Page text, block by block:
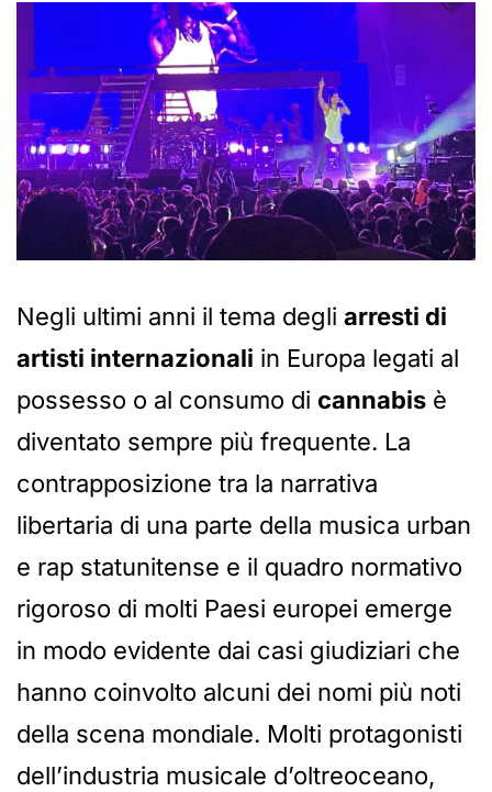
Negli ultimi anni il tema degli arresti di
artisti internazionali in Europa legati al
possesso o al consumo di cannabis è
diventato sempre più frequente. La
contrapposizione tra la narrativa
libertaria di una parte della musica urban
e rap statunitense e il quadro normativo
rigoroso di molti Paesi europei emerge
in modo evidente dai casi giudiziari che
hanno coinvolto alcuni dei nomi più noti
della scena mondiale. Molti protagonisti
dell’industria musicale d’oltreoceano,